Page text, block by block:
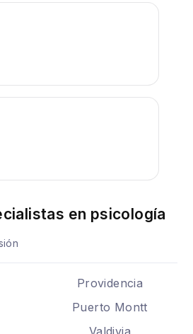
en psicología
Providencia
Puerto Montt
Valdivia